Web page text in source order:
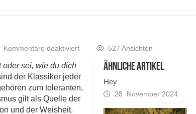
Kommentare deaktiviertfür
527 Ansichten
ähnliche Artikel
Hey
28. November 2024
oder sei, wie du dich
der Klassiker jeder
zum toleranten,
gilt als Quelle der
und der Weisheit.